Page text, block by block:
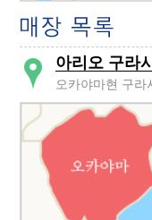
아리오 구라
오카야마현 구라